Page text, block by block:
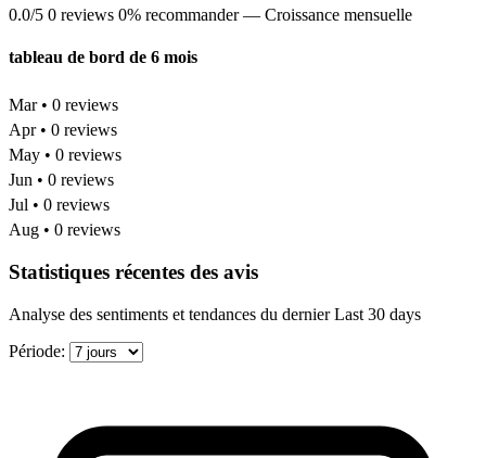
0.0/5 0 reviews 0% recommander — Croissance mensuelle
tableau de bord de 6 mois
Mar • 0 reviews
Apr • 0 reviews
May • 0 reviews
Jun • 0 reviews
Jul • 0 reviews
Aug • 0 reviews
Statistiques récentes des avis
Analyse des sentiments et tendances du dernier Last 30 days
Période: